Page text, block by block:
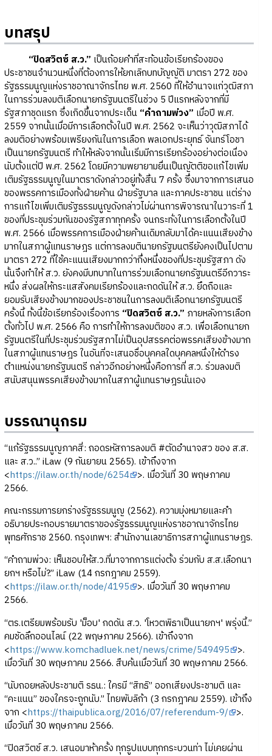
บทสรุป
“ปิดสวิตซ์ ส.ว.” เป็นถ้อยคำที่สะท้อนข้อเรียกร้องของ
ประชาชนจำนวนหนึ่งที่ต้องการให้ยกเลิกบทบัญญัติ มาตรา 272 ของ
รัฐธรรมนูญแห่งราชอาณาจักรไทย พ.ศ. 2560 ที่ให้อำนาจแก่วุฒิสภา
ในการร่วมลงมติเลือกนายกรัฐมนตรีในช่วง 5 ปีแรกหลังจากที่มี
รัฐสภาชุดแรก ซึ่งเกิดขึ้นจากประเด็น “คำถามพ่วง” เมื่อปี พ.ศ.
2559 จากนั้นเมื่อมีการเลือกตั้งในปี พ.ศ. 2562 จะเห็นว่าวุฒิสภาได้
ลงมติอย่างพร้อมเพรียงกันในการเลือก พลเอกประยุทธ์ จันทร์โอชา
เป็นนายกรัฐมนตรี ทำให้หลังจากนั้นเริ่มมีการเรียกร้องอย่างต่อเนื่อง
นับตั้งแต่ปี พ.ศ. 2562 โดยมีความพยายามยื่นเป็นญัตติขอแก้ไขเพิ่ม
เติมรัฐธรรมนูญในมาตราดังกล่าวอยู่ทั้งสิ้น 7 ครั้ง ซึ่งมาจากการเสนอ
ของพรรคการเมืองทั้งฝ่ายค้าน ฝ่ายรัฐบาล และภาคประชาชน แต่ร่าง
การแก้ไขเพิ่มเติมรัฐธรรมนูญดังกล่าวไม่ผ่านการพิจารณาในวาระที่ 1
ของที่ประชุมร่วมกันของรัฐสภาทุกครั้ง จนกระทั่งในการเลือกตั้งในปี
พ.ศ. 2566 เมื่อพรรคการเมืองฝ่ายค้านเดิมกลับมาได้คะแนนเสียงข้าง
มากในสภาผู้แทนราษฎร แต่การลงมตินายกรัฐมนตรียังคงเป็นไปตาม
มาตรา 272 ที่ใช้คะแนนเสียงมากกว่ากึ่งหนึ่งของที่ประชุมรัฐสภา ดัง
นั้นจึงทำให้ ส.ว. ยังคงมีบทบาทในการร่วมเลือกนายกรัฐมนตรีอีกวาระ
หนึ่ง ส่งผลให้กระแสสังคมเรียกร้องและกดดันให้ ส.ว. ยึดถือและ
ยอมรับเสียงข้างมากของประชาชนในการลงมติเลือกนายกรัฐมนตรี
ครั้งนี้ ทั้งนี้ข้อเรียกร้องเรื่องการ “ปิดสวิตซ์ ส.ว.” ภายหลังการเลือก
ตั้งทั่วไป พ.ศ. 2566 คือ การทำให้การลงมติของ ส.ว. เพื่อเลือกนายก
รัฐมนตรีในที่ประชุมร่วมรัฐสภาไม่เป็นอุปสรรคต่อพรรคเสียงข้างมาก
ในสภาผู้แทนราษฎร ในอันที่จะเสนอชื่อบุคคลใดบุคคลหนึ่งให้ดำรง
ตำแหน่งนายกรัฐมนตรี กล่าวอีกอย่างหนึ่งคือการที่ ส.ว. ร่วมลงมติ
สนับสนุนพรรคเสียงข้างมากในสภาผู้แทนราษฎรนั่นเอง
บรรณานุกรม
“แก้รัฐธรรมนูญภาคสี่: ถอดรหัสการลงมติ #ตัดอำนาจสว ของ ส.ส.
และ ส.ว..” iLaw (9 กันยายน 2565). เข้าถึงจาก
<https://ilaw.or.th/node/6254 >. เมื่อวันที่ 30 พฤษภาคม
2566.
คณะกรรมการยกร่างรัฐธรรมนูญ (2562). ความมุ่งหมายและคำ
อธิบายประกอบรายมาตราของรัฐธรรมนูญแห่งราชอาณาจักรไทย
พุทธศักราช 2560. กรุงเทพฯ: สำนักงานเลขาธิการสภาผู้แทนราษฎร.
“คำถามพ่วง: เห็นชอบให้ส.ว.ที่มาจากการแต่งตั้ง ร่วมกับ ส.ส.เลือกนา
ยกฯ หรือไม่?.” iLaw (14 กรกฎาคม 2559).
<https://ilaw.or.th/node/4195 >. เมื่อวันที่ 30 พฤษภาคม
2566.
“ตร.เตรียมพร้อมรับ 'ม็อบ' กดดัน ส.ว. 'โหวตพิธาเป็นนายกฯ' พรุ่งนี้.”
คมชัดลึกออนไลน์ (22 พฤษภาคม 2566). เข้าถึงจาก
<https://www.komchadluek.net/news/crime/549495 >.
เมื่อวันที่ 30 พฤษภาคม 2566. สืบค้นเมื่อวันที่ 30 พฤษภาคม 2566.
“นับถอยหลังประชามติ รธน.: ใครมี “สิทธิ” ออกเสียงประชามติ และ
“คะแนน” ของใครจะถูกนับ.” ไทยพับลิก้า (3 กรกฎาคม 2559). เข้าถึง
จาก <https://thaipublica.org/2016/07/referendum-9/ >.
เมื่อวันที่ 30 พฤษภาคม 2566.
“ปิดสวิตช์ ส.ว. เสนอมาห้าครั้ง ทุกรูปแบบทุกกระบวนท่า ไม่เคยผ่าน